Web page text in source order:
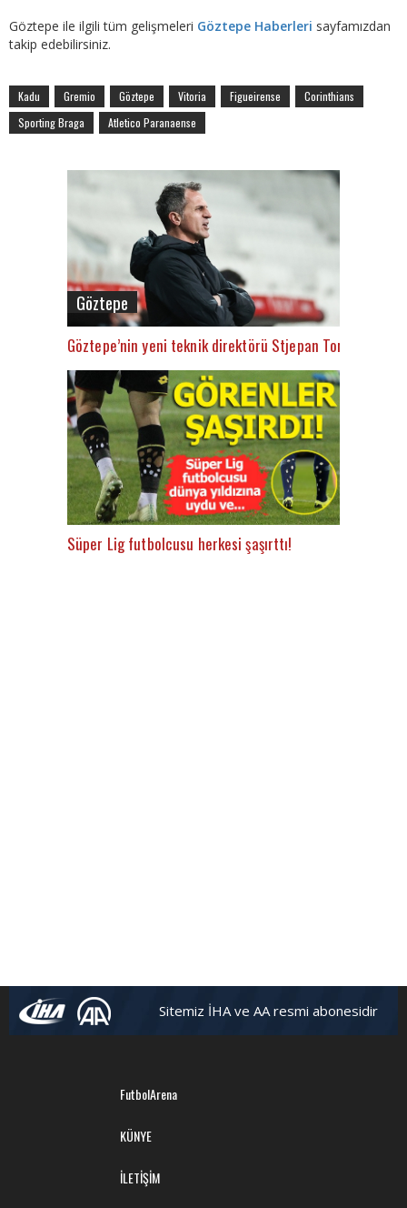
Göztepe ile ilgili tüm gelişmeleri Göztepe Haberleri sayfamızdan
takip edebilirsiniz.
Kadu Gremio Göztepe Vitoria Figueirense
Corinthians
Sporting Braga
Atletico Paranaense
Göztepe
Göztepe’nin yeni teknik direktörü Stjepan Tomas
Süper Lig futbolcusu herkesi şaşırttı!
Sitemiz İHA ve AA resmi abonesidir
FutbolArena
KÜNYE
İLETİŞİM